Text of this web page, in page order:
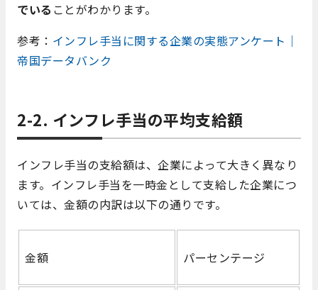
でいる ことがわかります。
参考： インフレ手当に関する企業の実態アンケート｜
帝国データバンク
2-2. インフレ手当の平均支給額
インフレ手当の支給額は、企業によって大きく異なり
ます。インフレ手当を一時金として支給した企業につ
いては、金額の内訳は以下の通りです。
金額 パーセンテージ